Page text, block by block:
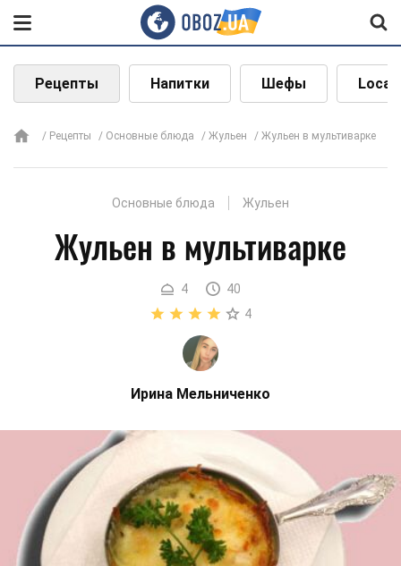
Рецепты Напитки Шефы Local
Рецепты Основные блюда Жульен Жульен в мультиварке
Основные блюда Жульен
Жульен в мультиварке
4
40
4
Ирина Мельниченко